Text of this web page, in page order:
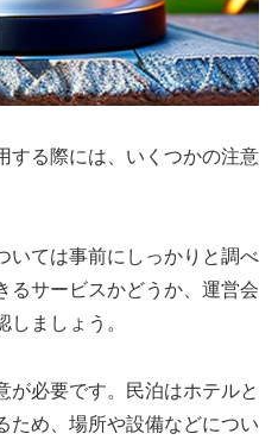
する際には、いくつかの注意
いては事前にしっかりと調べ
るサービスかどうか、運営会
ましょう。
が必要です。民泊はホテルと
ため、場所や設備などについ